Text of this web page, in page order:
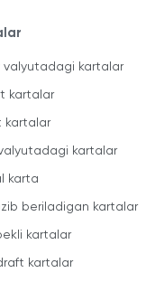
valyutadagi kartalar
kartalar
kartalar
kartalar
karta
beriladigan kartalar
kartalar
kartalar